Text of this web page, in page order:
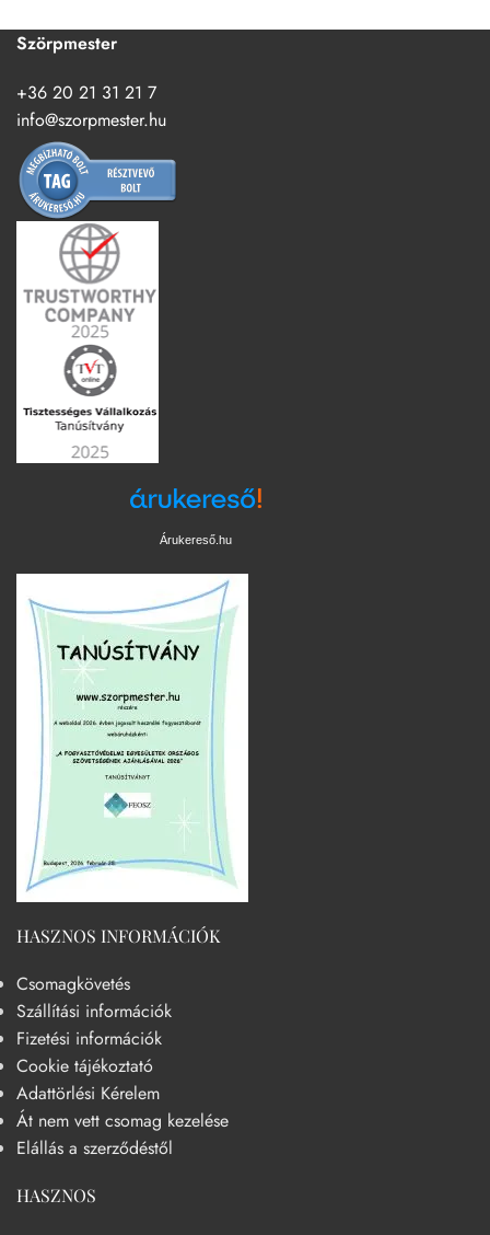
Szörpmester
+36 20 21 31 21 7
info@szorpmester.hu
Árukereső.hu
HASZNOS INFORMÁCIÓK
Csomagkövetés
Szállítási információk
Fizetési információk
Cookie tájékoztató
Adattörlési Kérelem
Át nem vett csomag kezelése
Elállás a szerződéstől
HASZNOS